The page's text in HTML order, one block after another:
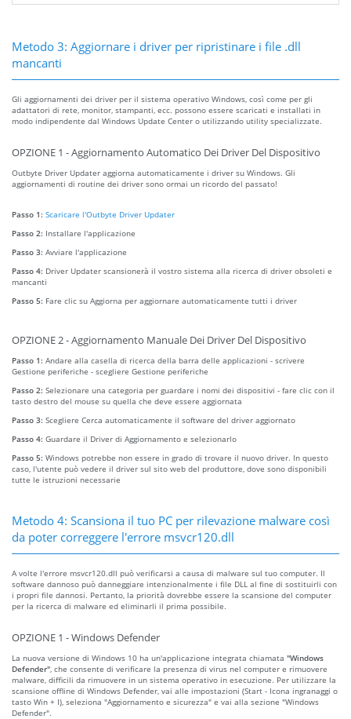
Metodo 3: Aggiornare i driver per ripristinare i file .dll
mancanti
Gli aggiornamenti dei driver per il sistema operativo Windows, così come per gli
adattatori di rete, monitor, stampanti, ecc. possono essere scaricati e installati in
modo indipendente dal Windows Update Center o utilizzando utility specializzate.
OPZIONE 1 - Aggiornamento Automatico Dei Driver Del Dispositivo
Outbyte Driver Updater aggiorna automaticamente i driver su Windows. Gli
aggiornamenti di routine dei driver sono ormai un ricordo del passato!
Passo 1: Scaricare l'Outbyte Driver Updater
Passo 2: Installare l'applicazione
Passo 3: Avviare l'applicazione
Passo 4: Driver Updater scansionerà il vostro sistema alla ricerca di driver obsoleti e
mancanti
Passo 5: Fare clic su Aggiorna per aggiornare automaticamente tutti i driver
OPZIONE 2 - Aggiornamento Manuale Dei Driver Del Dispositivo
Passo 1: Andare alla casella di ricerca della barra delle applicazioni - scrivere
Gestione periferiche - scegliere Gestione periferiche
Passo 2: Selezionare una categoria per guardare i nomi dei dispositivi - fare clic con il
tasto destro del mouse su quella che deve essere aggiornata
Passo 3: Scegliere Cerca automaticamente il software del driver aggiornato
Passo 4: Guardare il Driver di Aggiornamento e selezionarlo
Passo 5: Windows potrebbe non essere in grado di trovare il nuovo driver. In questo
caso, l'utente può vedere il driver sul sito web del produttore, dove sono disponibili
tutte le istruzioni necessarie
Metodo 4: Scansiona il tuo PC per rilevazione malware così
da poter correggere l'errore msvcr120.dll
A volte l'errore msvcr120.dll può verificarsi a causa di malware sul tuo computer. Il
software dannoso può danneggiare intenzionalmente i file DLL al fine di sostituirli con
i propri file dannosi. Pertanto, la priorità dovrebbe essere la scansione del computer
per la ricerca di malware ed eliminarli il prima possibile.
OPZIONE 1 - Windows Defender
La nuova versione di Windows 10 ha un'applicazione integrata chiamata "Windows
Defender" , che consente di verificare la presenza di virus nel computer e rimuovere
malware, difficili da rimuovere in un sistema operativo in esecuzione. Per utilizzare la
scansione offline di Windows Defender, vai alle impostazioni (Start - Icona ingranaggi o
tasto Win + I), seleziona "Aggiornamento e sicurezza" e vai alla sezione "Windows
Defender".